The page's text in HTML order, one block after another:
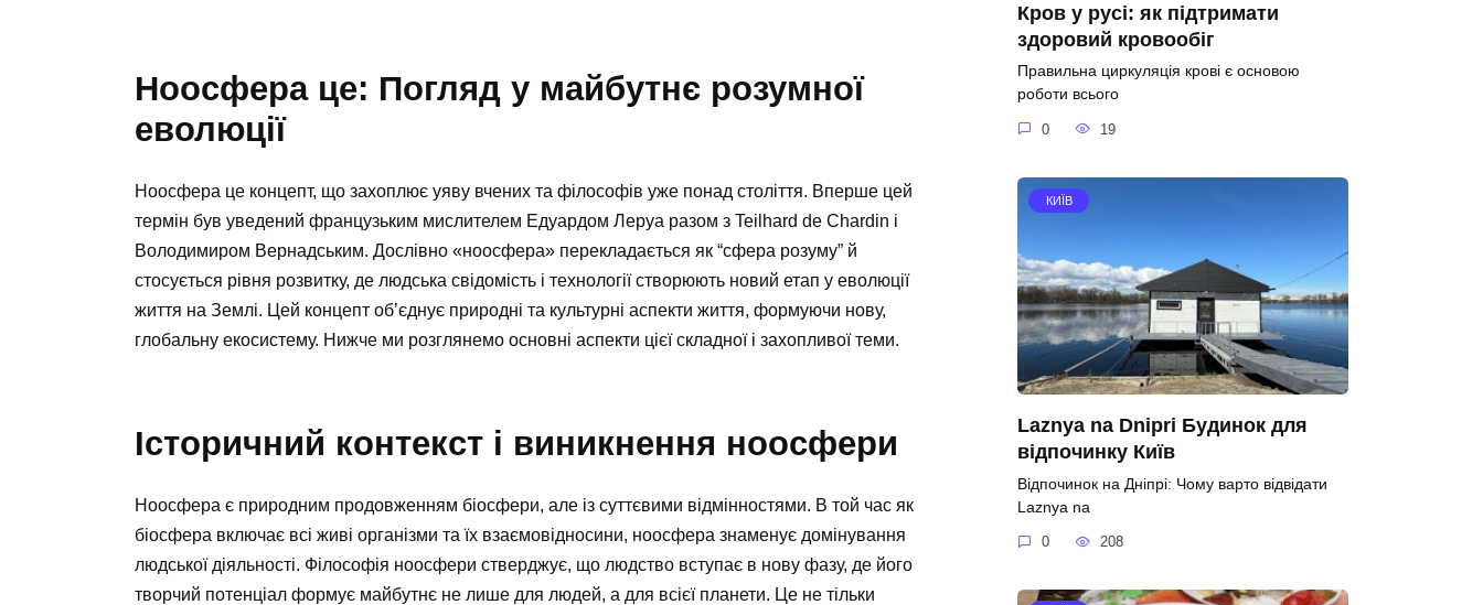
Ноосфера це: Погляд у майбутнє розумної
еволюції
Ноосфера це концепт, що захоплює уяву вчених та філософів уже понад століття. Вперше цей
термін був уведений французьким мислителем Едуардом Леруа разом з Teilhard de Chardin і
Володимиром Вернадським. Дослівно «ноосфера» перекладається як “сфера розуму” й
стосується рівня розвитку, де людська свідомість і технології створюють новий етап у еволюції
життя на Землі. Цей концепт об’єднує природні та культурні аспекти життя, формуючи нову,
глобальну екосистему. Нижче ми розглянемо основні аспекти цієї складної і захопливої теми.
Історичний контекст і виникнення ноосфери
Ноосфера є природним продовженням біосфери, але із суттєвими відмінностями. В той час як
біосфера включає всі живі організми та їх взаємовідносини, ноосфера знаменує домінування
людської діяльності. Філософія ноосфери стверджує, що людство вступає в нову фазу, де його
творчий потенціал формує майбутнє не лише для людей, а для всієї планети. Це не тільки
Кров у русі: як підтримати
здоровий кровообіг
Правильна циркуляція крові є основою
роботи всього
0 19
КИЇВ
Laznya na Dnipri Будинок для
відпочинку Київ
Відпочинок на Дніпрі: Чому варто відвідати
Laznya na
0 208